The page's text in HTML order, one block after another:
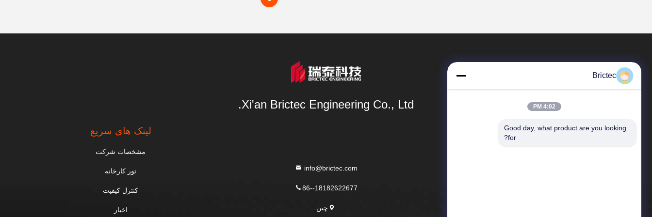
Xi'an Brictec Engineering Co., Ltd.
محصولات
info@brictec.com
86--18182622677
چین
لینک های سریع
مشخصات شرکت
تور کارخانه
کنترل کیفیت
اخبار
Brictec
4:02 PM
Good day, what product are you looking
for?